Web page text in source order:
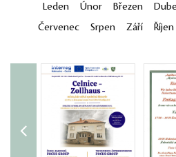
Leden Únor Březen
Červenec
Srpen Září Říjen